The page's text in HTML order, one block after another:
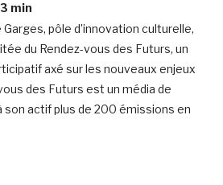
3 min
Garges, pôle d’innovation culturelle,
du Rendez-vous des Futurs, un
axé sur les nouveaux enjeux
des Futurs est un média de
actif plus de 200 émissions en